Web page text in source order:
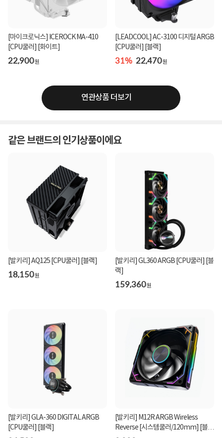
[마이크로닉스] ICEROCK MA-410
[CPU쿨러] [화이트]
22,900원
[LEADCOOL] AC-3100 디지털 ARGB
[CPU쿨러] [블랙]
31% 22,470원
연관상품 더보기
같은 브랜드의 인기상품이에요
[발키리] AQ125 [CPU쿨러] [블랙]
18,150원
[발키리] GL360 ARGB [CPU쿨러] [블
랙]
159,360원
[발키리] GLA-360 DIGITAL ARGB
[CPU쿨러] [블랙]
[발키리] M12R ARGB Wireless
Reverse [시스템쿨러/120mm] [블